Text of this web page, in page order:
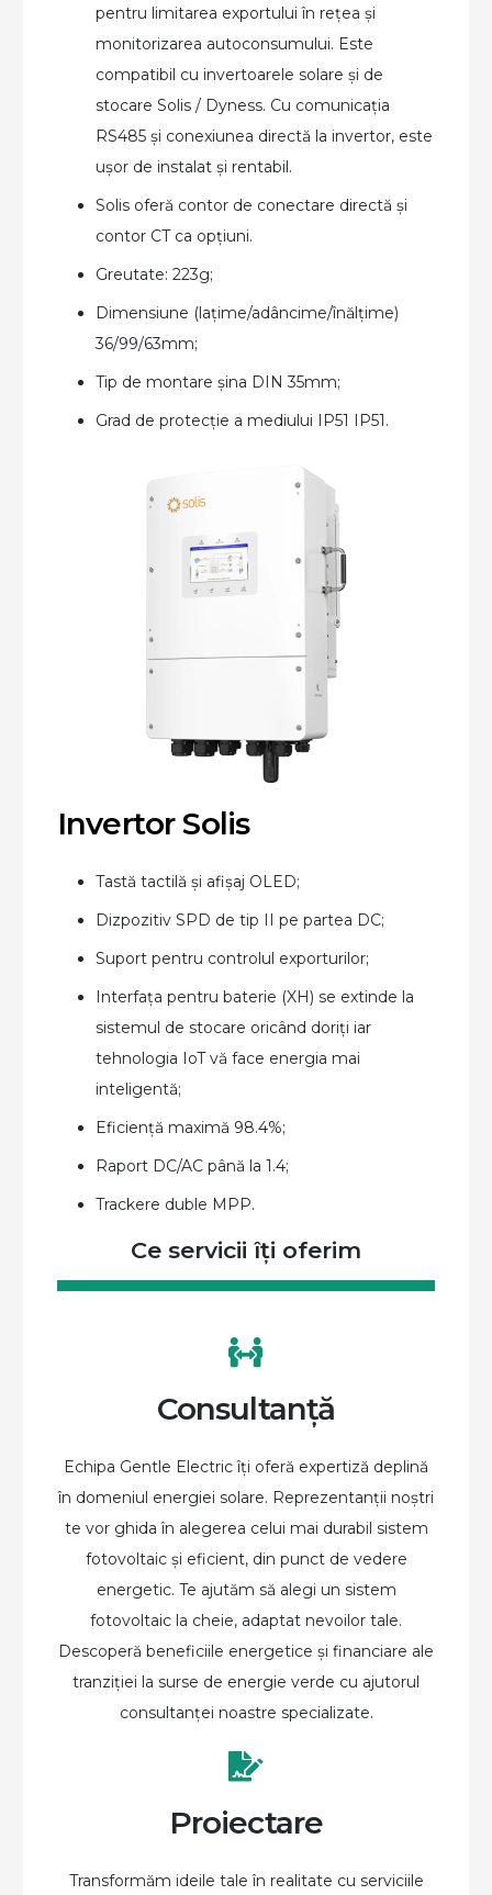
pentru limitarea exportului în rețea și
monitorizarea autoconsumului. Este
compatibil cu invertoarele solare și de
stocare Solis / Dyness. Cu comunicația
RS485 și conexiunea directă la invertor, este
ușor de instalat și rentabil.
Solis oferă contor de conectare directă și
contor CT ca opțiuni.
Greutate: 223g;
Dimensiune (lațime/adâncime/înălțime)
36/99/63mm;
Tip de montare șina DIN 35mm;
Grad de protecție a mediului IP51 IP51.
Invertor Solis
Tastă tactilă și afișaj OLED;
Dizpozitiv SPD de tip II pe partea DC;
Suport pentru controlul exporturilor;
Interfața pentru baterie (XH) se extinde la
sistemul de stocare oricând doriți iar
tehnologia IoT vă face energia mai
inteligentă;
Eficiență maximă 98.4%;
Raport DC/AC până la 1.4;
Trackere duble MPP.
Ce servicii îți oferim
Consultanță
Echipa Gentle Electric îți oferă expertiză deplină
în domeniul energiei solare. Reprezentanții noștri
te vor ghida în alegerea celui mai durabil sistem
fotovoltaic și eficient, din punct de vedere
energetic. Te ajutăm să alegi un sistem
fotovoltaic la cheie, adaptat nevoilor tale.
Descoperă beneficiile energetice și financiare ale
tranziției la surse de energie verde cu ajutorul
consultanței noastre specializate.
Proiectare
Transformăm ideile tale în realitate cu serviciile